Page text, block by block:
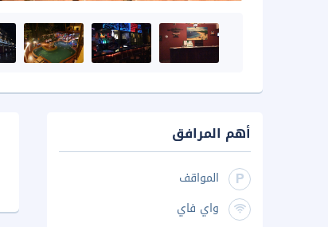
أهم المرافق
المواقف
واي فاي